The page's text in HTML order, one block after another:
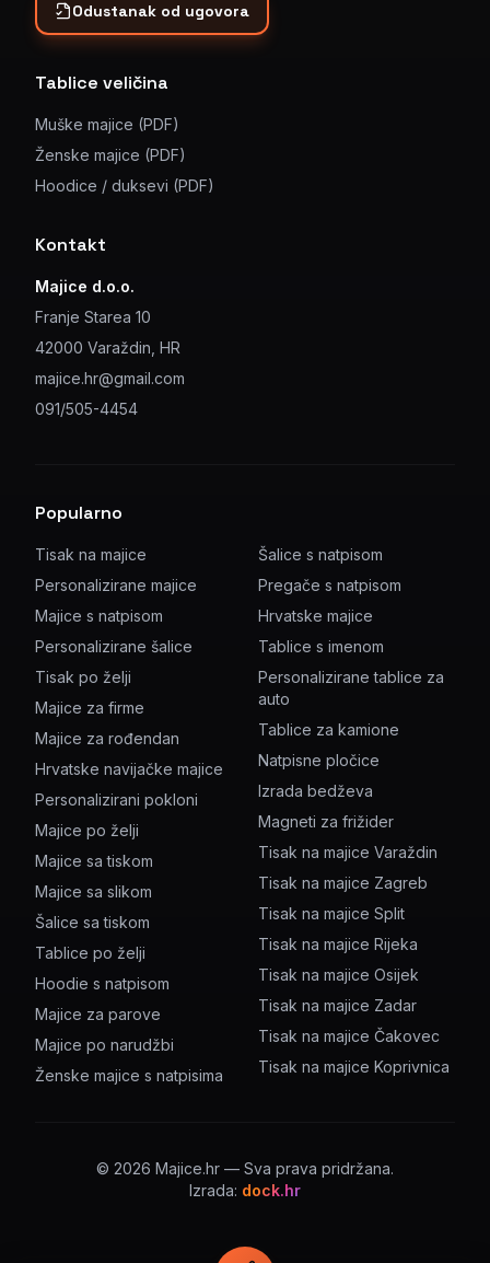
Odustanak od ugovora
Tablice veličina
Muške majice (PDF)
Ženske majice (PDF)
Hoodice / duksevi (PDF)
Kontakt
Majice d.o.o.
Franje Starea 10
42000 Varaždin, HR
majice.hr@gmail.com
091/505-4454
Popularno
Tisak na majice
Personalizirane majice
Majice s natpisom
Personalizirane šalice
Tisak po želji
Majice za firme
Majice za rođendan
Hrvatske navijačke majice
Personalizirani pokloni
Majice po želji
Majice sa tiskom
Majice sa slikom
Šalice sa tiskom
Tablice po želji
Hoodie s natpisom
Majice za parove
Majice po narudžbi
Ženske majice s natpisima
Šalice s natpisom
Pregače s natpisom
Hrvatske majice
Tablice s imenom
Personalizirane tablice za
auto
Tablice za kamione
Natpisne pločice
Izrada bedževa
Magneti za frižider
Tisak na majice Varaždin
Tisak na majice Zagreb
Tisak na majice Split
Tisak na majice Rijeka
Tisak na majice Osijek
Tisak na majice Zadar
Tisak na majice Čakovec
Tisak na majice Koprivnica
© 2026 Majice.hr — Sva prava pridržana.
Izrada: dock.hr